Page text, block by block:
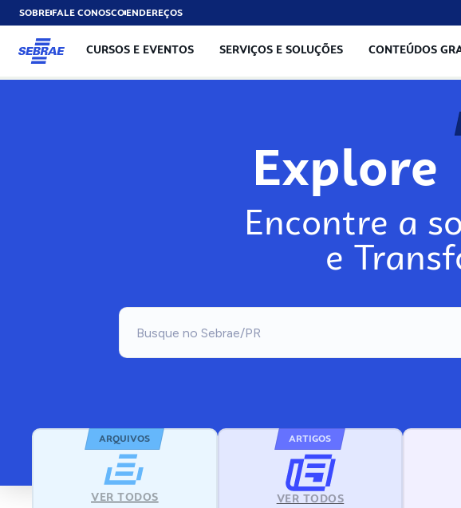
SOBREFALE CONOSCOENDEREÇOS
CURSOS E EVENTOS SERVIÇOS E SOLUÇÕES CONTEÚDOS
Explore
Encontre a
e
ARQUIVOS
VER TODOS
ARTIGOS
VER TODOS